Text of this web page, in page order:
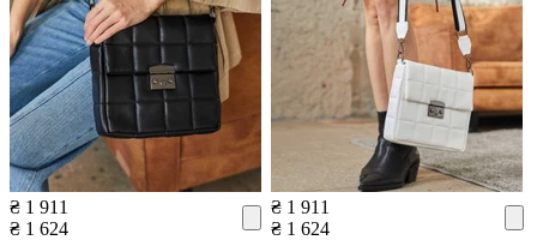
₴ 1 911
₴ 1 624
₴ 1 911
₴ 1 624